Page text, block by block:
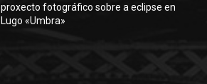
proxecto fotográfico sobre a eclipse en
Lugo «Umbra»